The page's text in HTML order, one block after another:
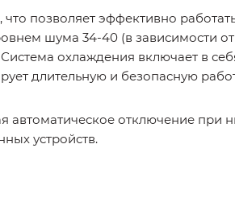
позволяет эффективно
шума 34-40 (в зависимости
охлаждения включает в
длительную и безопасную
отключение при
устройств.